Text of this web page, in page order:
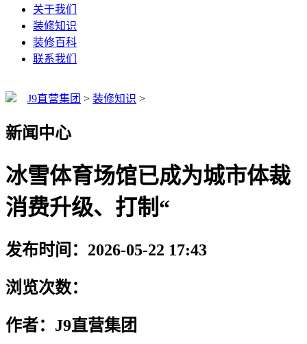
关于我们
装修知识
装修百科
联系我们
J9直营集团 > 装修知识 >
新闻中心
冰雪体育场馆已成为城市体裁
消费升级、打制“
发布时间：2026-05-22 17:43
浏览次数：
作者：J9直营集团